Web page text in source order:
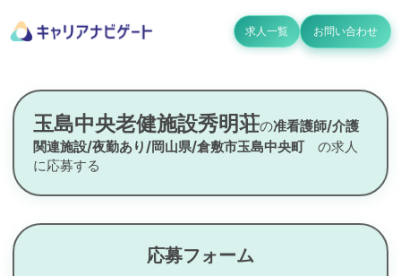
求人一覧 お問い合わせ
玉島中央老健施設秀明荘の准看護師/介護
関連施設/夜勤あり/岡山県/倉敷市玉島中央町の求人
に応募する
応募フォーム